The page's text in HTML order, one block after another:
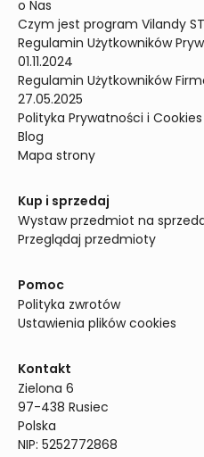
o Nas
Czym jest program Vilandy
Regulamin Użytkowników
01.11.2024
Regulamin Użytkowników
27.05.2025
Polityka Prywatności i Cookies
Blog
Mapa strony
Kup i sprzedaj
Wystaw przedmiot na
Przeglądaj przedmioty
Pomoc
Polityka zwrotów
Ustawienia plików cookies
Kontakt
Zielona 6
97-438 Rusiec
Polska
NIP: 5252772868